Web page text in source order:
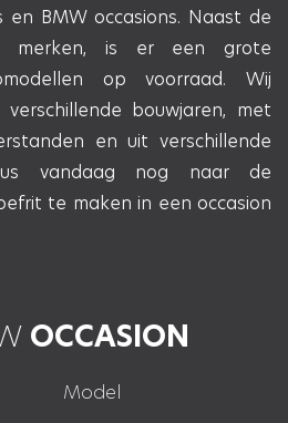
en BMW occasions. Naast de
merken, is er een grote
op voorraad. Wij
bouwjaren, met
en uit verschillende
vandaag nog naar de
te maken in een occasion
OCCASION
Model